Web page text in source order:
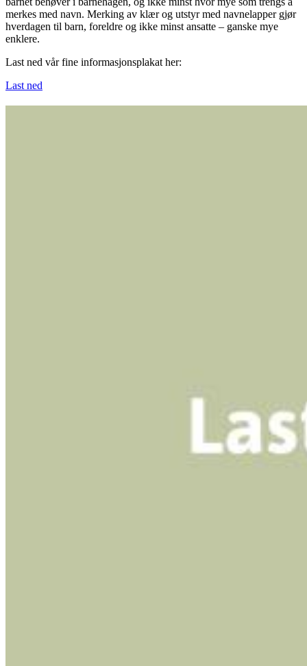
merkes med navn. Merking av klær og utstyr med navnelapper gjør
hverdagen til barn, foreldre og ikke minst ansatte – ganske mye
enklere.
Last ned vår fine informasjonsplakat her:
Last ned